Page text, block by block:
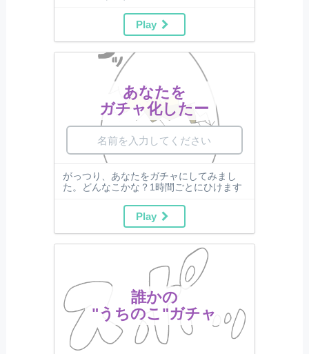
Play
あなたを
ガチャ化したー
がっつり、あなたをガチャにしてみまし
た。どんなこかな？1時間ごとにひけます
Play
誰かの
"うちのこ"ガチャ